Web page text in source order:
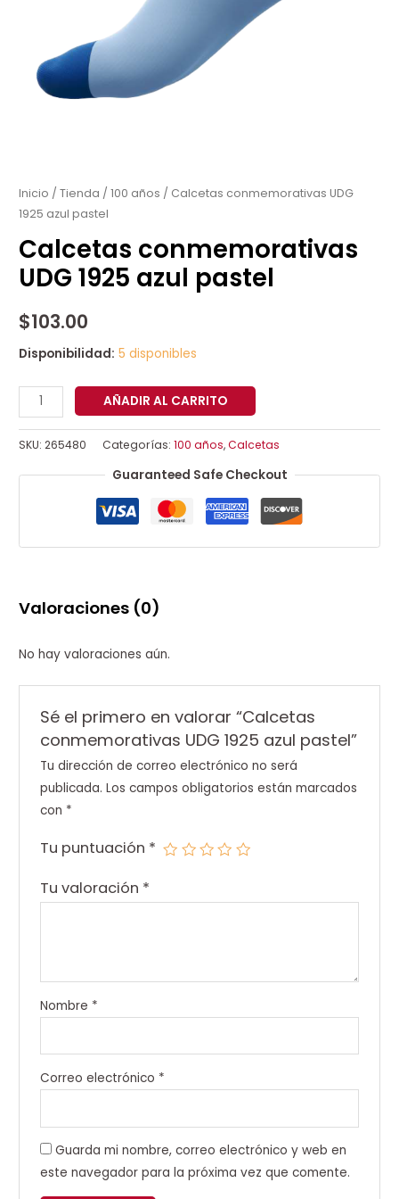
Inicio /Tienda /100 años / Calcetas conmemorativas UDG
1925 azul pastel
Calcetas conmemorativas
UDG 1925 azul pastel
$103.00
Disponibilidad: 5 disponibles
UDG
1925
azul
pastel
cantidad
AÑADIR AL CARRITO
SKU:265480 Categorías:100 años,Calcetas
Guaranteed Safe Checkout
Valoraciones (0)
No hay valoraciones aún.
Sé el primero en valorar “Calcetas
conmemorativas UDG 1925 azul pastel”
Tu dirección de correo electrónico no será
publicada. Los campos obligatorios están marcados
con *
Tu puntuación *
Tu valoración *
Nombre *
Correo electrónico *
Guarda mi nombre, correo electrónico y web en
este navegador para la próxima vez que comente.